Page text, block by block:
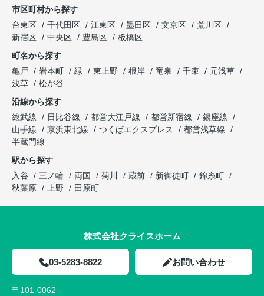
市区町村から探す
台東区
千代田区 江東区 墨田区 文京区
荒川区
新宿区
中央区 豊島区
板橋区
町名から探す
亀戸
岩本町 緑 東上野 根岸 竜泉 千束
元浅草
浅草
松が谷
沿線から探す
総武線
日比谷線 都営大江戸線 都営新宿線
銀座線
山手線
京浜東北線 つくばエクスプレス
都営浅草線
半蔵門線
駅から探す
入谷
三ノ輪 両国 菊川 蔵前 新御徒町
錦糸町
秋葉原
上野 田原町
株式会社クライスホーム
03-5283-8822 お問い合わせ
〒101-0062